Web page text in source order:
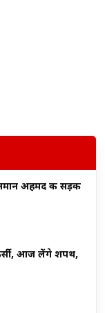
अहमद की सड़क
आज लेंगे शपथ,